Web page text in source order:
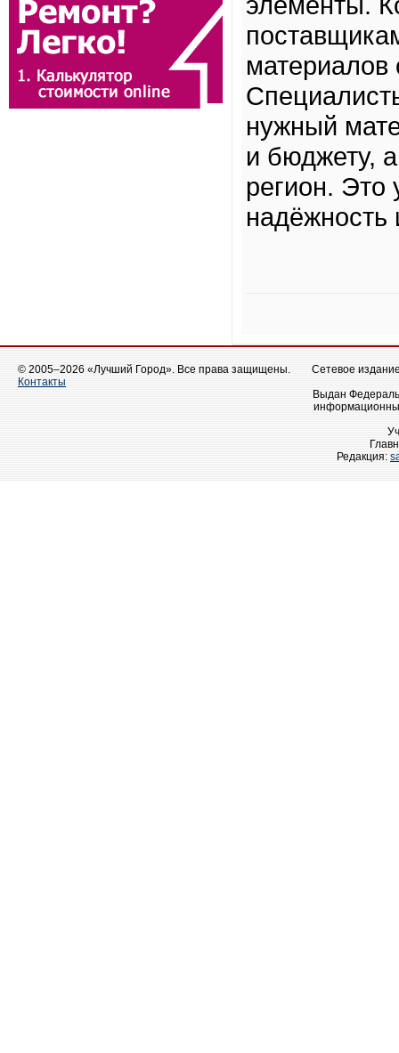
материалов
нужный
и бюджету,
регион. Это
© 2005–2026 «Лучший Город». Все права защищены.
Контакты
Сетевое
Выдан
Редакция: